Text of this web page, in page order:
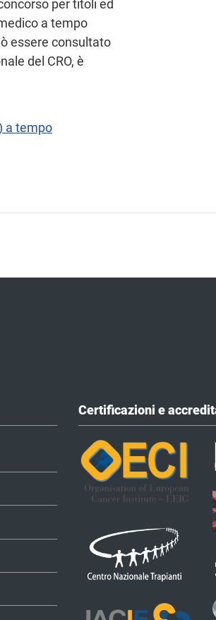
per titoli ed
a tempo
essere consultato
del CRO, è
a tempo
Certificazioni e